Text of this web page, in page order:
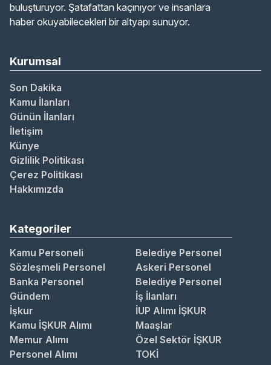
buluşturuyor. Şatafattan kaçınıyor ve insanlara
haber okuyabilecekleri bir altyapı sunuyor.
Kurumsal
Son Dakika
Kamu İlanları
Günün İlanları
İletişim
Künye
Gizlilik Politikası
Çerez Politikası
Hakkımızda
Kategoriler
Kamu Personeli
Belediye Personel
Sözleşmeli Personel
Askeri Personel
Banka Personel
Belediye Personel
Gündem
İş İlanları
İşkur
İUP Alımı İŞKUR
Kamu İŞKUR Alımı
Maaşlar
Memur Alımı
Özel Sektör İŞKUR
Personel Alımı
TOKİ